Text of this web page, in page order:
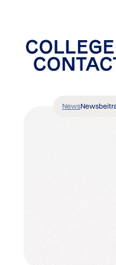
News